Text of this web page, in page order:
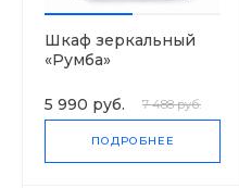
Шкаф зеркальный
«Румба»
5 990 руб. 7 488 руб.
ПОДРОБНЕЕ